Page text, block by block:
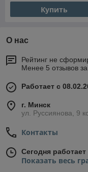
Купить
О нас
Рейтинг не
Менее 5 отзывов
Работает с
г. Минск
ул. Руссиянова, 9
Контакты
Сегодня
Показать весь